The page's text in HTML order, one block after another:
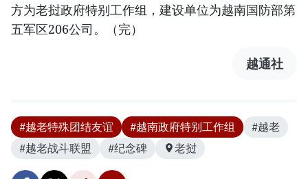
方为老挝政府特别工作组，建设单位为越南国防部第
五军区206公司。（完）
越通社
#越老特殊团结友谊 #越南政府特别工作组
#越老
#越老战斗联盟
#纪念碑 老挝